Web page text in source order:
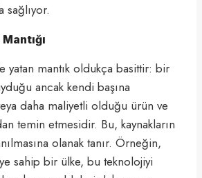
sağlıyor.
yatan mantık oldukça basittir: bir
ancak kendi başına
daha maliyetli olduğu ürün ve
temin etmesidir. Bu, kaynakların
olanak tanır. Örneğin,
sahip bir ülke, bu teknolojiyi